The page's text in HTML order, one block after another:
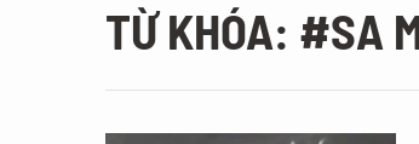
TỪ KHÓA: #SA